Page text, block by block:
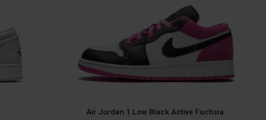
Air Jordan 1 Low Black Active Fuchsia